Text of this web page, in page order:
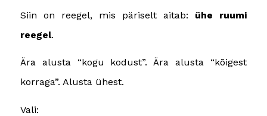
Siin on reegel, mis päriselt aitab: ühe ruumi
reegel.
Ära alusta “kogu kodust”. Ära alusta “kõigest
korraga”. Alusta ühest.
Vali: